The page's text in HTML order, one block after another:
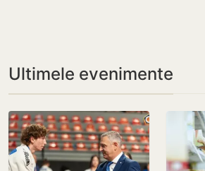
Ultimele evenimente